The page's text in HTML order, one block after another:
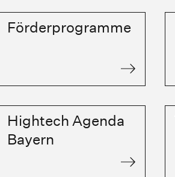
Förderprogramme
Hightech Agenda
Bayern